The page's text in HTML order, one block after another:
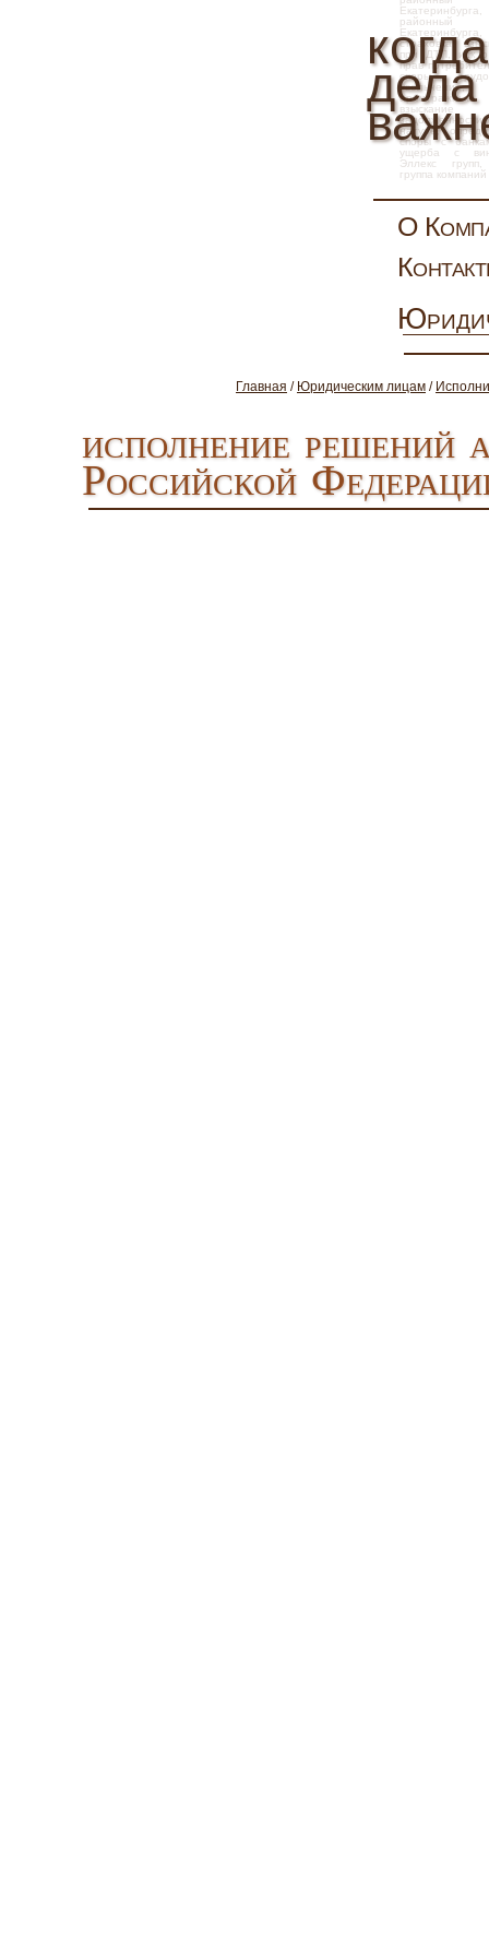
когда
дела
слов
страховка,
при ДТП, иск
прав
споры,
увольнение,
взыскание
натуре,
споры с
ущерба с
Эллекс
групп
группа компаний
О
Главная / Юридическим лицам /
исполнение решений
Российской